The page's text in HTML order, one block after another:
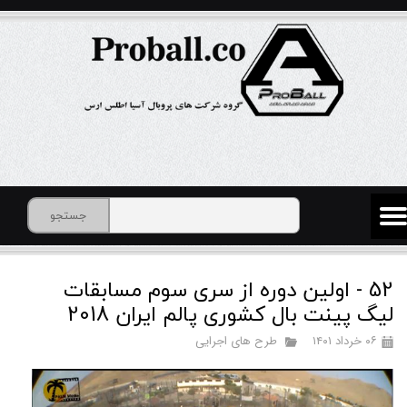
جستجو
52 - اولین دوره از سری سوم مسابقات
لیگ پینت بال کشوری پالم ایران 2018
۰۶ خرداد ۱۴۰۱ طرح های اجرایی